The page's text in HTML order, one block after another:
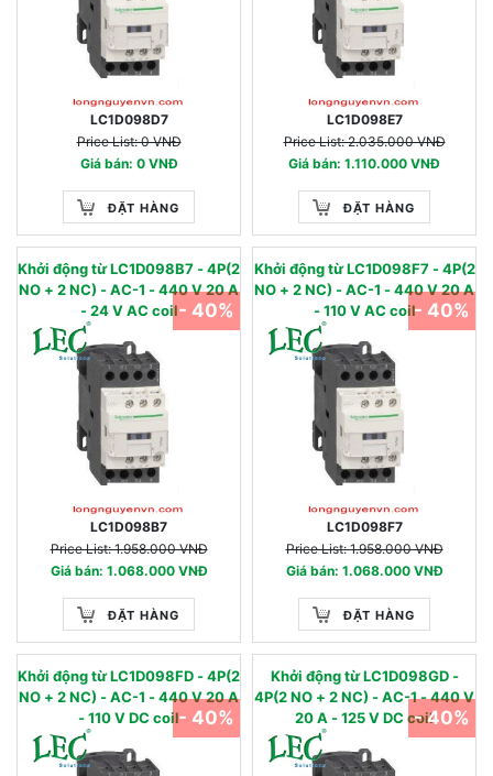
LC1D098D7
Price List: 0 VNĐ
Giá bán: 0 VNĐ
ĐẶT HÀNG
LC1D098E7
Price List: 2.035.000 VNĐ
Giá bán: 1.110.000 VNĐ
ĐẶT HÀNG
Khởi động từ LC1D098B7 - 4P(2
NO + 2 NC) - AC-1 - 440 V 20 A
- 24 V AC coil
LC1D098B7
Price List: 1.958.000 VNĐ
Giá bán: 1.068.000 VNĐ
ĐẶT HÀNG
- 40%
Khởi động từ LC1D098F7 - 4P(2
NO + 2 NC) - AC-1 - 440 V 20 A
- 110 V AC coil
LC1D098F7
Price List: 1.958.000 VNĐ
Giá bán: 1.068.000 VNĐ
ĐẶT HÀNG
- 40%
Khởi động từ LC1D098FD - 4P(2
NO + 2 NC) - AC-1 - 440 V 20 A
- 110 V DC coil- 40%
Khởi động từ LC1D098GD -
4P(2 NO + 2 NC) - AC-1 - 440 V
20 A - 125 V DC coil- 40%